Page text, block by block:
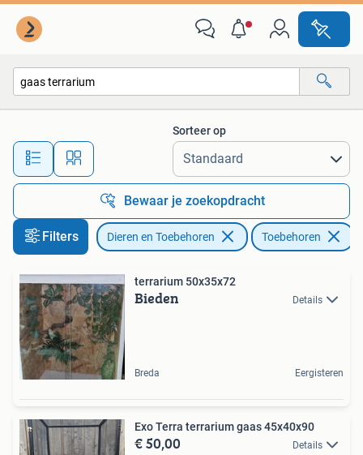
Alle afstanden…
Sorteer op
Bewaar je zoekopdracht
Filters Dieren en Toebehoren Toebehoren
terrarium 50x35x72
Bieden Details
Breda Eergisteren
Exo Terra terrarium gaas 45x40x90
€ 50,00 Details